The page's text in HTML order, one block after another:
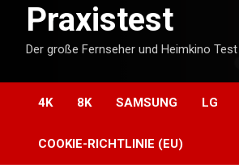
Praxistest
Der große Fernseher und Heimkino Test
4K 8K SAMSUNG LG
COOKIE-RICHTLINIE (EU)